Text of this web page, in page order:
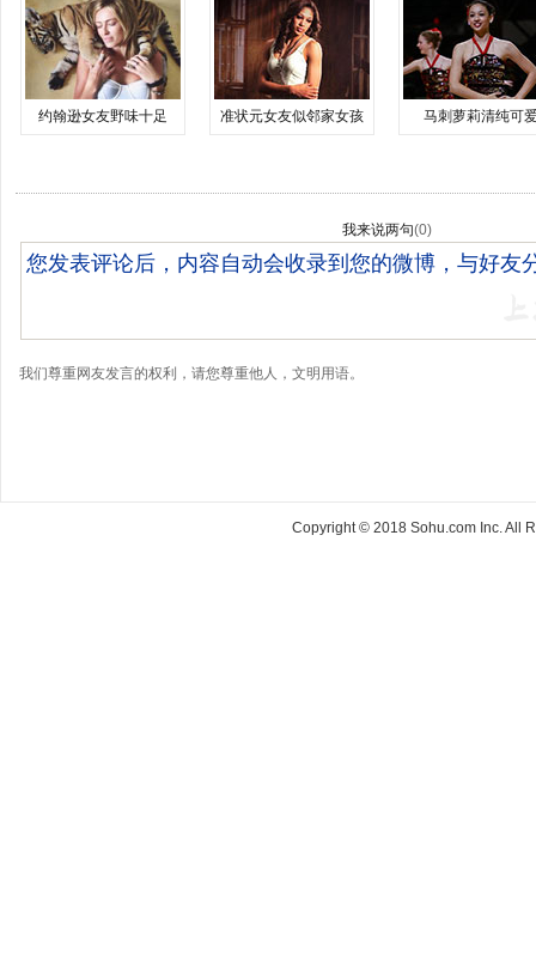
约翰逊女友野味十足 准状元女友似邻家女孩 马刺萝莉清纯可
我来说两句(0)
我们尊重网友发言的权利，请您尊重他人，文明用语。
Copyright © 2018 Sohu.com Inc. All